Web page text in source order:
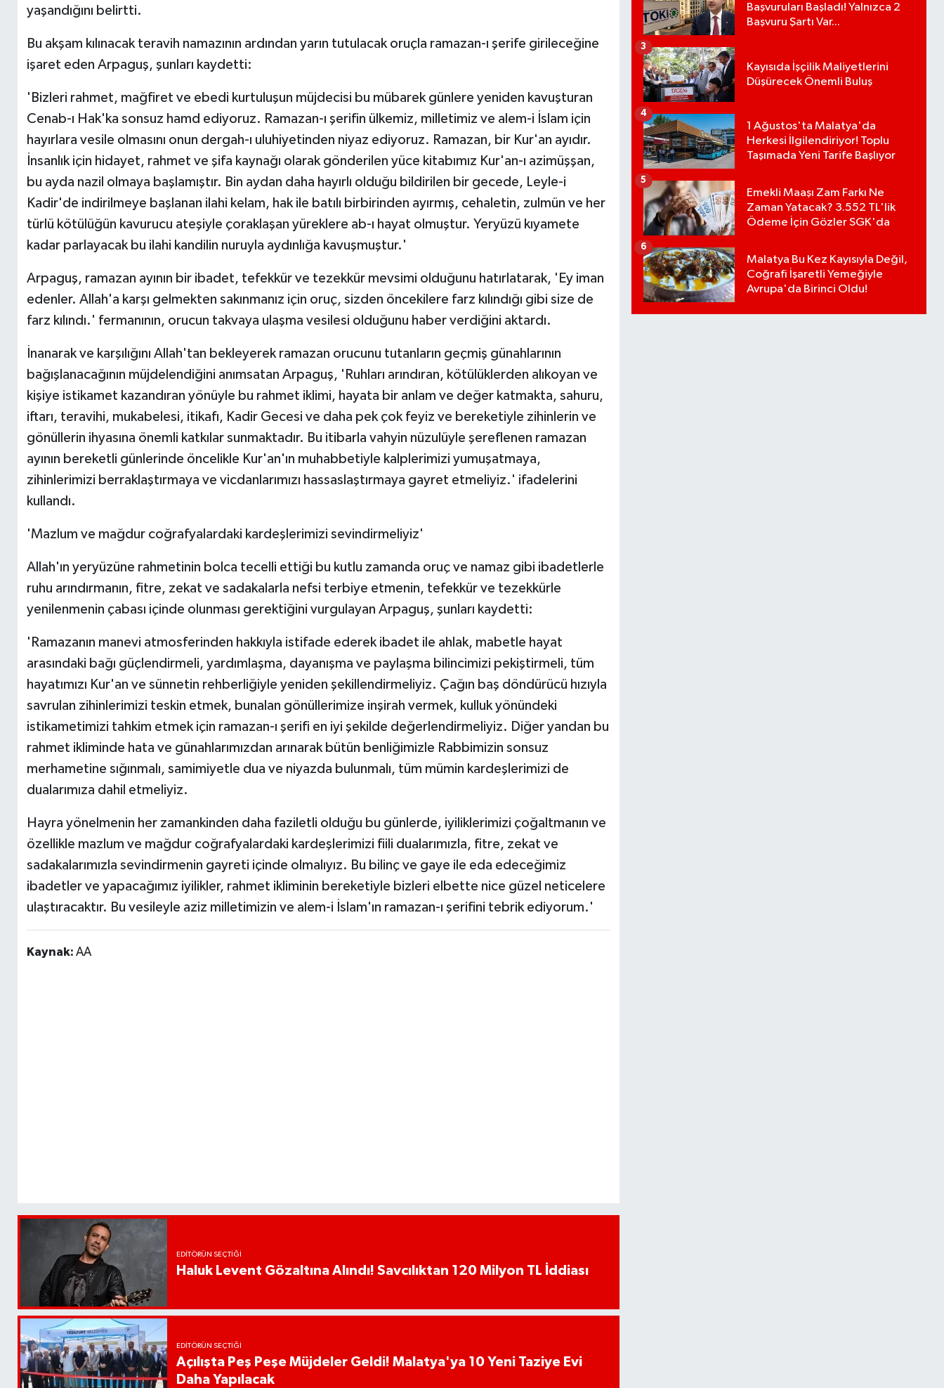
yaşandığını belirtti.
Bu akşam kılınacak teravih namazının ardından yarın tutulacak oruçla ramazan-ı şerife girileceğine
işaret eden Arpaguş, şunları kaydetti:
'Bizleri rahmet, mağfiret ve ebedi kurtuluşun müjdecisi bu mübarek günlere yeniden kavuşturan
Cenab-ı Hak'ka sonsuz hamd ediyoruz. Ramazan-ı şerifin ülkemiz, milletimiz ve alem-i İslam için
hayırlara vesile olmasını onun dergah-ı uluhiyetinden niyaz ediyoruz. Ramazan, bir Kur'an ayıdır.
İnsanlık için hidayet, rahmet ve şifa kaynağı olarak gönderilen yüce kitabımız Kur'an-ı azimüşşan,
bu ayda nazil olmaya başlamıştır. Bin aydan daha hayırlı olduğu bildirilen bir gecede, Leyle-i
Kadir'de indirilmeye başlanan ilahi kelam, hak ile batılı birbirinden ayırmış, cehaletin, zulmün ve her
türlü kötülüğün kavurucu ateşiyle çoraklaşan yüreklere ab-ı hayat olmuştur. Yeryüzü kıyamete
kadar parlayacak bu ilahi kandilin nuruyla aydınlığa kavuşmuştur.'
Arpaguş, ramazan ayının bir ibadet, tefekkür ve tezekkür mevsimi olduğunu hatırlatarak, 'Ey iman
edenler. Allah'a karşı gelmekten sakınmanız için oruç, sizden öncekilere farz kılındığı gibi size de
farz kılındı.' fermanının, orucun takvaya ulaşma vesilesi olduğunu haber verdiğini aktardı.
İnanarak ve karşılığını Allah'tan bekleyerek ramazan orucunu tutanların geçmiş günahlarının
bağışlanacağının müjdelendiğini anımsatan Arpaguş, 'Ruhları arındıran, kötülüklerden alıkoyan ve
kişiye istikamet kazandıran yönüyle bu rahmet iklimi, hayata bir anlam ve değer katmakta, sahuru,
iftarı, teravihi, mukabelesi, itikafı, Kadir Gecesi ve daha pek çok feyiz ve bereketiyle zihinlerin ve
gönüllerin ihyasına önemli katkılar sunmaktadır. Bu itibarla vahyin nüzulüyle şereflenen ramazan
ayının bereketli günlerinde öncelikle Kur'an'ın muhabbetiyle kalplerimizi yumuşatmaya,
zihinlerimizi berraklaştırmaya ve vicdanlarımızı hassaslaştırmaya gayret etmeliyiz.' ifadelerini
kullandı.
'Mazlum ve mağdur coğrafyalardaki kardeşlerimizi sevindirmeliyiz'
Allah'ın yeryüzüne rahmetinin bolca tecelli ettiği bu kutlu zamanda oruç ve namaz gibi ibadetlerle
ruhu arındırmanın, fitre, zekat ve sadakalarla nefsi terbiye etmenin, tefekkür ve tezekkürle
yenilenmenin çabası içinde olunması gerektiğini vurgulayan Arpaguş, şunları kaydetti:
'Ramazanın manevi atmosferinden hakkıyla istifade ederek ibadet ile ahlak, mabetle hayat
arasındaki bağı güçlendirmeli, yardımlaşma, dayanışma ve paylaşma bilincimizi pekiştirmeli, tüm
hayatımızı Kur'an ve sünnetin rehberliğiyle yeniden şekillendirmeliyiz. Çağın baş döndürücü hızıyla
savrulan zihinlerimizi teskin etmek, bunalan gönüllerimize inşirah vermek, kulluk yönündeki
istikametimizi tahkim etmek için ramazan-ı şerifi en iyi şekilde değerlendirmeliyiz. Diğer yandan bu
rahmet ikliminde hata ve günahlarımızdan arınarak bütün benliğimizle Rabbimizin sonsuz
merhametine sığınmalı, samimiyetle dua ve niyazda bulunmalı, tüm mümin kardeşlerimizi de
dualarımıza dahil etmeliyiz.
Hayra yönelmenin her zamankinden daha faziletli olduğu bu günlerde, iyiliklerimizi çoğaltmanın ve
özellikle mazlum ve mağdur coğrafyalardaki kardeşlerimizi fiili dualarımızla, fitre, zekat ve
sadakalarımızla sevindirmenin gayreti içinde olmalıyız. Bu bilinç ve gaye ile eda edeceğimiz
ibadetler ve yapacağımız iyilikler, rahmet ikliminin bereketiyle bizleri elbette nice güzel neticelere
ulaştıracaktır. Bu vesileyle aziz milletimizin ve alem-i İslam'ın ramazan-ı şerifini tebrik ediyorum.'
Kaynak: AA
EDITÖRÜN SEÇTIĞI
Haluk Levent Gözaltına Alındı! Savcılıktan 120 Milyon TL İddiası
EDITÖRÜN SEÇTIĞI
Açılışta Peş Peşe Müjdeler Geldi! Malatya'ya 10 Yeni Taziye Evi
Daha Yapılacak
Başvuruları Başladı! Yalnızca 2
Başvuru Şartı Var...
Kayısıda İşçilik Maliyetlerini
Düşürecek Önemli Buluş
3
1 Ağustos'ta Malatya'da
Herkesi İlgilendiriyor! Toplu
Taşımada Yeni Tarife Başlıyor
4
Emekli Maaşı Zam Farkı Ne
Zaman Yatacak? 3.552 TL'lik
Ödeme İçin Gözler SGK'da
5
Malatya Bu Kez Kayısıyla Değil,
Coğrafi İşaretli Yemeğiyle
Avrupa'da Birinci Oldu!
6